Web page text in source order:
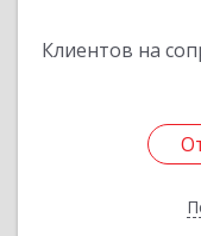
Клиентов на